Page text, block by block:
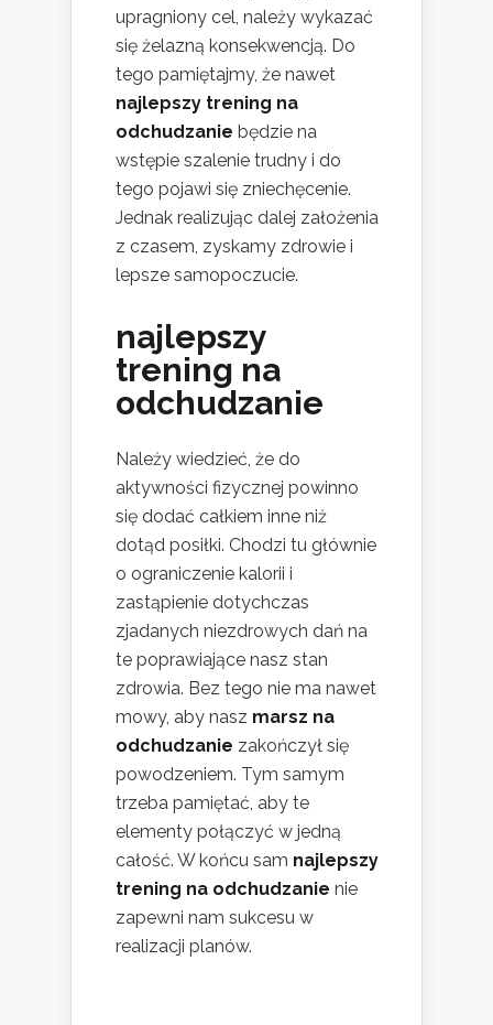
upragniony cel, należy wykazać
się żelazną konsekwencją. Do
tego pamiętajmy, że nawet
najlepszy trening na
odchudzanie będzie na
wstępie szalenie trudny i do
tego pojawi się zniechęcenie.
Jednak realizując dalej założenia
z czasem, zyskamy zdrowie i
lepsze samopoczucie.
najlepszy
trening na
odchudzanie
Należy wiedzieć, że do
aktywności fizycznej powinno
się dodać całkiem inne niż
dotąd posiłki. Chodzi tu głównie
o ograniczenie kalorii i
zastąpienie dotychczas
zjadanych niezdrowych dań na
te poprawiające nasz stan
zdrowia. Bez tego nie ma nawet
mowy, aby nasz marsz na
odchudzanie zakończył się
powodzeniem. Tym samym
trzeba pamiętać, aby te
elementy połączyć w jedną
całość. W końcu sam najlepszy
trening na odchudzanie nie
zapewni nam sukcesu w
realizacji planów.